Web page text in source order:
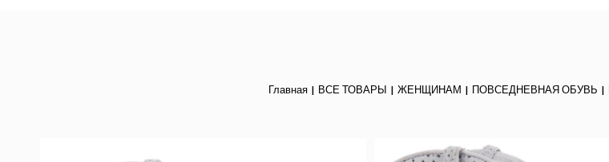
Главная ВСЕ ТОВАРЫ ЖЕНЩИНАМ ПОВСЕДНЕВНАЯ ОБУВЬ